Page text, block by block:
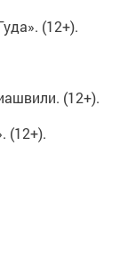
(12+).
(12+).
(12+).